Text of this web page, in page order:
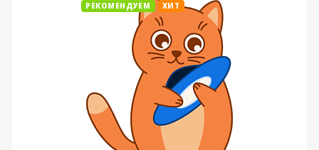
РЕКОМЕНДУЕМ ХИТ